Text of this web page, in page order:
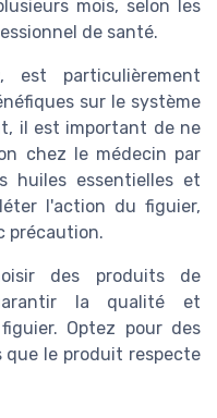
mois, selon les
de santé.
, est particulièrement
sur le système
il est important de ne
chez le médecin par
huiles essentielles et
l'action du figuier,
précaution.
des produits de
la qualité et
Optez pour des
que le produit respecte